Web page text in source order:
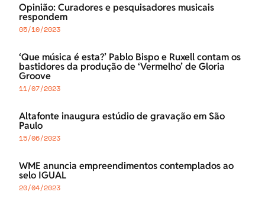
Opinião: Curadores e pesquisadores musicais
respondem
05/10/2023
‘Que música é esta?’ Pablo Bispo e Ruxell contam os
bastidores da produção de ‘Vermelho’ de Gloria
Groove
11/07/2023
Altafonte inaugura estúdio de gravação em São
Paulo
15/06/2023
WME anuncia empreendimentos contemplados ao
selo IGUAL
20/04/2023